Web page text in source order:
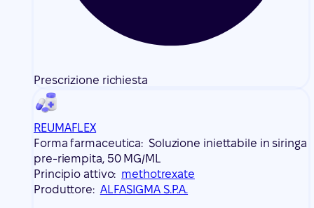
Prescrizione richiesta
REUMAFLEX
Forma farmaceutica: Soluzione iniettabile in siringa
pre-riempita, 50 MG/ML
Principio attivo: methotrexate
Produttore: ALFASIGMA S.P.A.